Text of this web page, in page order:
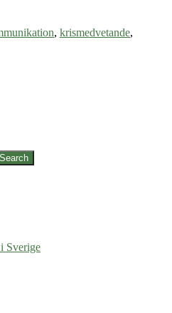
, krismedvetande,
Sverige